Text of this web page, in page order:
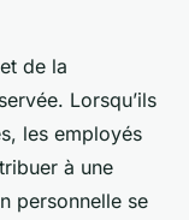
et de la
Lorsqu’ils
les employés
à une
personnelle se